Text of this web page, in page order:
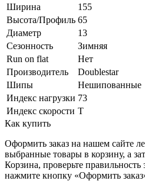
Ширина
155
Высота/Профиль 65
Диаметр
13
Сезонность
Зимняя
Run on flat
Нет
Производитель
Doublestar
Шипы
Нешипованные
Индекс нагрузки 73
Индекс скорости T
Как купить
Оформить заказ на нашем сайте
выбранные товары в корзину, а
Корзина, проверьте
нажмите кнопку «Оформить